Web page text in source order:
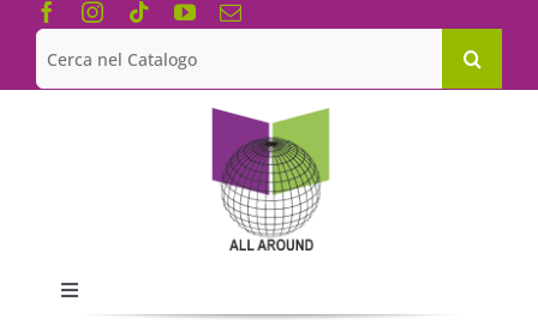
Salta
contenuto
Cerca
per:
Toggle
Navigation